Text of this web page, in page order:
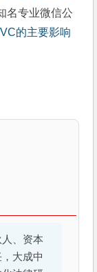
名专业微信公
的主要影响
人、资本
大成中